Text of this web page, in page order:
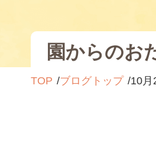
園からのお
TOP ブログトップ 10月